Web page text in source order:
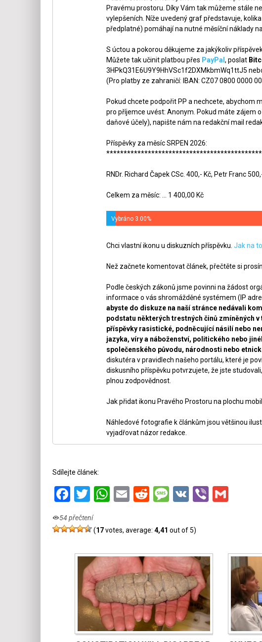
Pravému prostoru. Díky Vám tak můžeme stále
vylepšeních. Níže uvedený graf představuje,
předplatné) pomáhají na nutné měsíční náklady
S úctou a pokorou děkujeme za jakýkoliv
Můžete tak učinit platbou přes PayPal , poslat
3HPkQ31E6U9Y9HhVSc1f2DXMkbmWq1ttJ5
(Pro platby ze zahraničí: IBAN: CZ07 0800 0000
Pokud chcete podpořit PP a nechcete, abychom
pro příjemce uvést: Anonym. Pokud máte zájem
daňové účely), napište nám na redakční mail
Příspěvky za měsíc SRPEN 2026:
RNDr. Richard Čapek CSc. 400,- Kč, Petr Franc
Celkem za měsíc: ... 1 400,00 Kč
Vybráno 3.00%
Chci vlastní ikonu u diskuzních příspěvku. Jak na
Než začnete komentovat článek, přečtěte si
Podle českých zákonů jsme povinni na žádost
informace o vás shromážděné systémem (IP
abyste do diskuze na naší stránce nedávali
podstatu některých trestných činů zmíněných
příspěvky rasistické, podněcující násilí nebo
jazyka, víry a náboženství, politického nebo
společenského původu, národnosti nebo
diskutéra v pravidlech našeho portálu, které je
diskusního příspěvku potvrzujete, že jste
plnou zodpovědnost.
Jak přidat ikonu Pravého Prostoru na plochu
Náhledové fotografie k článkům jsou většinou
vyjadřovat názor redakce.
Sdílejte článek:
Facebook
Twitter
WhatsApp
EmailRedditMessage
VKViberGmail
54 přečtení
(17votes, average: 4,41 out of 5)